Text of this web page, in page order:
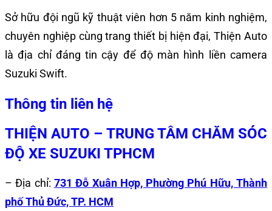
Sở hữu đội ngũ kỹ thuật viên hơn 5 năm kinh nghiệm,
chuyên nghiệp cùng trang thiết bị hiện đại, Thiện Auto
là địa chỉ đáng tin cậy để độ màn hình liền camera
Suzuki Swift.
Thông tin liên hệ
THIỆN AUTO – TRUNG TÂM CHĂM SÓC
ĐỘ XE SUZUKI TPHCM
– Địa chỉ: 731 Đỗ Xuân Hợp, Phường Phú Hữu, Thành
phố Thủ Đức, TP. HCM